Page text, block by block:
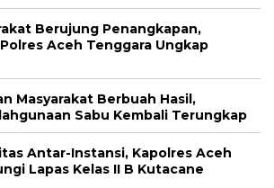
Berujung Penangkapan,
Aceh Tenggara Ungkap
Masyarakat Berbuah Hasil,
Sabu Kembali Terungkap
Antar-Instansi, Kapolres Aceh
Lapas Kelas II B Kutacane